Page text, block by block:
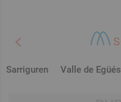
chevron_left
Sarriguren Valle de Egüés